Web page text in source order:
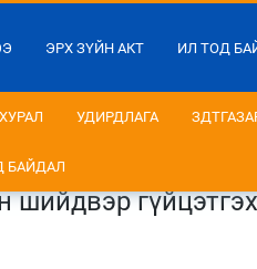
ЭРХ ЗҮЙН АКТ ИЛ ТОД
УДИРДЛАГА
БАЙДАЛ